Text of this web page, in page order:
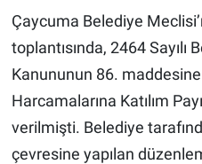
Çaycuma Belediye
toplantısında, 2464 Sayılı
Kanununun 86. maddesine
Harcamalarına Katılım
verilmişti. Belediye
çevresine yapılan